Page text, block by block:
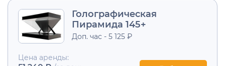
Голографическая
Пирамида 145+
Доп. час - 5 125 ₽
Цена аренды: